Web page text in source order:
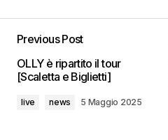
Previous Post
OLLY è ripartito il tour
[Scaletta e Biglietti]
live news 5 Maggio 2025